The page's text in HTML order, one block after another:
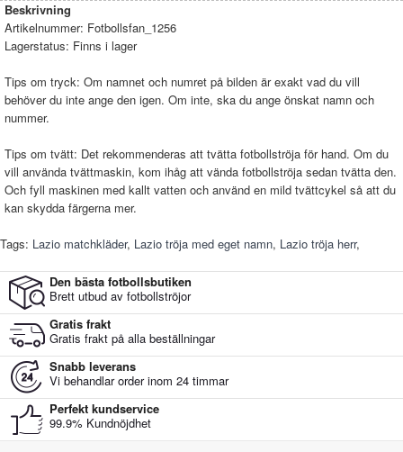
Beskrivning
Artikelnummer: Fotbollsfan_1256
Lagerstatus: Finns i lager
Tips om tryck: Om namnet och numret på bilden är exakt vad du vill
behöver du inte ange den igen. Om inte, ska du ange önskat namn och
nummer.
Tips om tvätt: Det rekommenderas att tvätta fotbollströja för hand. Om du
vill använda tvättmaskin, kom ihåg att vända fotbollströja sedan tvätta den.
Och fyll maskinen med kallt vatten och använd en mild tvättcykel så att du
kan skydda färgerna mer.
Tags: Lazio matchkläder, Lazio tröja med eget namn, Lazio tröja herr,
Den bästa fotbollsbutiken
Brett utbud av fotbollströjor
Gratis frakt
Gratis frakt på alla beställningar
Snabb leverans
Vi behandlar order inom 24 timmar
Perfekt kundservice
99.9% Kundnöjdhet